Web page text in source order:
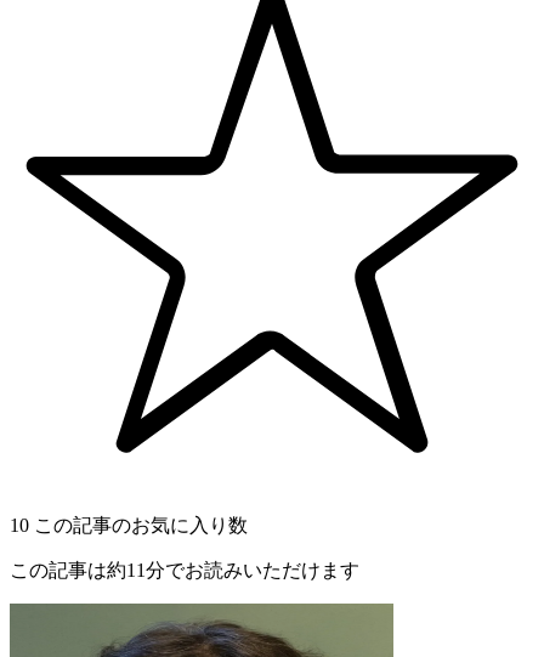
10 この記事のお気に入り数
この記事は約11分でお読みいただけます